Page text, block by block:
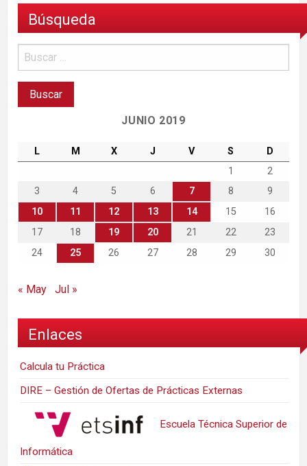
Búsqueda
JUNIO 2019
L M X J V S
D
1
2
3
4 5 6 7 8
9
10
11 12 13 14 15
16
17
18 19 20 21 22
23
24
25 26 27 28 29 30
« May Jul »
Enlaces
Calcula tu Práctica
DIRE – Gestión de Ofertas de Prácticas Externas
Escuela Técnica Superior de
Informática